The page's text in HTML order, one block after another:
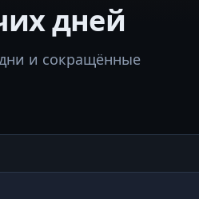
дней
и сокращённые